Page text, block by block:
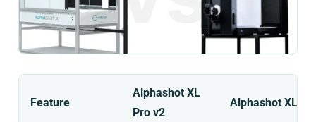
Feature
Alphashot XL
Pro v2
Alphashot XL G2